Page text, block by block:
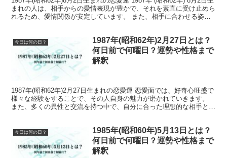
まれの人は、相手からの愛情表現が豊かで、それを素直に受け止めら
れるため、愛情関係が安定しています。 また、相手に合わせる姿勢
今日は何の日？
1987年(昭和62年)2月27日とは？
何日前で何曜日？運勢や性格まで
解釈
1987年(昭和62年)2月27日生まれの恋愛運 恋愛面では、好奇心旺盛で
様々な経験をすることで、その人自身の魅力が磨かれていきます。
また、多くの異性と交流を持つ中で、自分に合った理想的な相手と出
今日は何の日？
1985年(昭和60年)5月13日とは？
何日前で何曜日？運勢や性格まで
解釈